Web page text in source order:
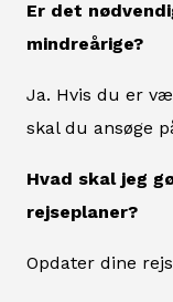
Er det
mindreårige?
Ja. Hvis du er
skal du ansøge
Hvad skal jeg
rejseplaner?
Opdater dine